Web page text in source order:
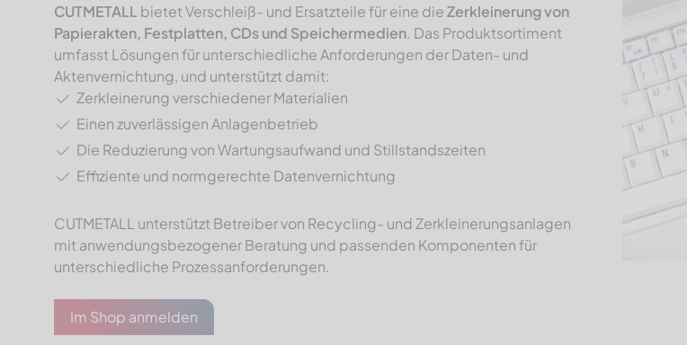
CUTMETALL bietet Verschleiß- und Ersatzteile für eine dieZerkleinerung von
Papierakten, Festplatten, CDs und Speichermedien. Das Produktsortiment
umfasst Lösungen für unterschiedliche Anforderungen der Daten- und
Aktenvernichtung, und unterstützt damit:
Zerkleinerung verschiedener Materialien
Einen zuverlässigen Anlagenbetrieb
Die Reduzierung von Wartungsaufwand und Stillstandszeiten
Effiziente und normgerechte Datenvernichtung
CUTMETALL unterstützt Betreiber von Recycling- und Zerkleinerungsanlagen
mit anwendungsbezogener Beratung und passenden Komponenten für
unterschiedliche Prozessanforderungen.
Im Shop anmelden